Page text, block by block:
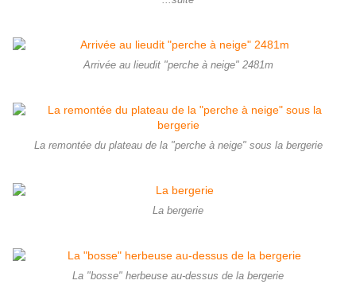
Arrivée au lieudit "perche à neige" 2481m
La remontée du plateau de la "perche à neige" sous la bergerie
La bergerie
La "bosse" herbeuse au-dessus de la bergerie